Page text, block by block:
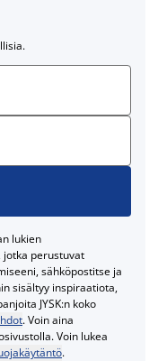
lukien
jotka perustuvat
sähköpostitse ja
sisältyy inspiraatiota,
JYSK:n koko
. Voin aina
Voin lukea
.